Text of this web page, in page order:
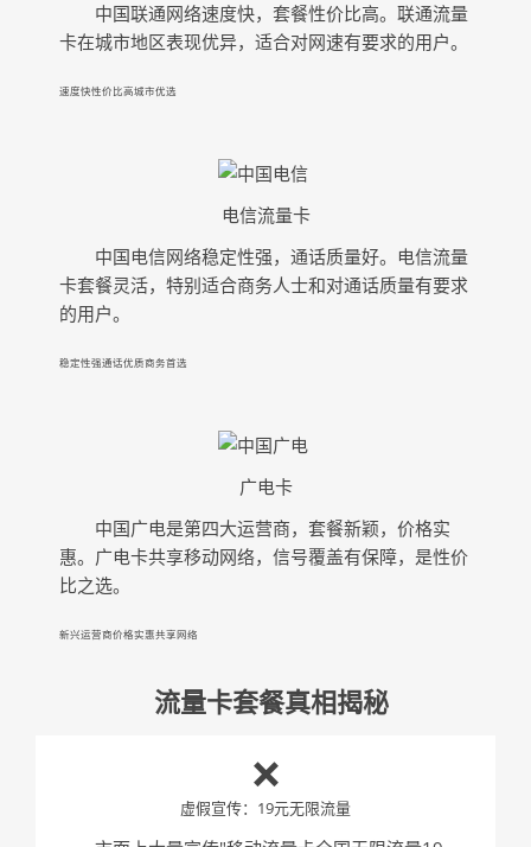
中国联通网络速度快，套餐性价比高。联通流量
卡在城市地区表现优异，适合对网速有要求的用户。
速度快性价比高城市优选
电信流量卡
中国电信网络稳定性强，通话质量好。电信流量
卡套餐灵活，特别适合商务人士和对通话质量有要求
的用户。
稳定性强通话优质商务首选
广电卡
中国广电是第四大运营商，套餐新颖，价格实
惠。广电卡共享移动网络，信号覆盖有保障，是性价
比之选。
新兴运营商价格实惠共享网络
流量卡套餐真相揭秘
❌
虚假宣传：19元无限流量